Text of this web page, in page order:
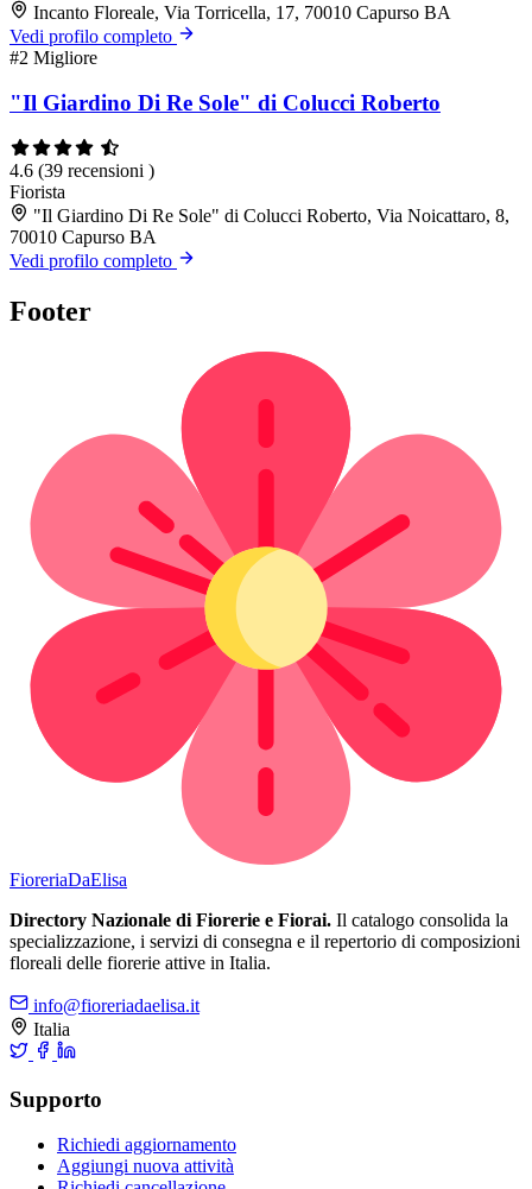
Incanto Floreale, Via Torricella, 17, 70010 Capurso BA
Vedi profilo completo
#2 Migliore
"Il Giardino Di Re Sole" di Colucci Roberto
4.6 (39 recensioni )
Fiorista
"Il Giardino Di Re Sole" di Colucci Roberto, Via Noicattaro, 8,
70010 Capurso BA
Vedi profilo completo
Footer
FioreriaDaElisa
Directory Nazionale di Fiorerie e Fiorai. Il catalogo consolida la
specializzazione, i servizi di consegna e il repertorio di composizioni
floreali delle fiorerie attive in Italia.
info@fioreriadaelisa.it
Italia
Supporto
Richiedi aggiornamento
Aggiungi nuova attività